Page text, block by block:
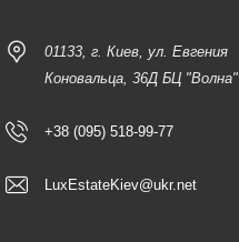
01133, г. Киев, ул. Евгения
Коновальца, 36Д БЦ "Волна"
+38 (095) 518-99-77
LuxEstateKiev@ukr.net